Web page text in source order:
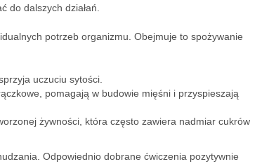
do dalszych działań.
potrzeb organizmu. Obejmuje to spożywanie
uczuciu sytości.
pomagają w budowie mięśni i przyspieszają
żywności, która często zawiera nadmiar cukrów
Odpowiednio dobrane ćwiczenia pozytywnie